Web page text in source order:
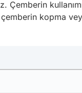
Çemberin
kopma